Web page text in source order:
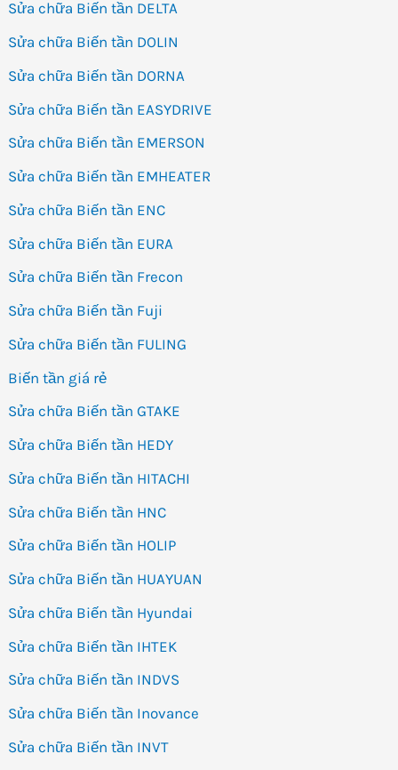
Sửa chữa Biến tần DELTA
Sửa chữa Biến tần DOLIN
Sửa chữa Biến tần DORNA
Sửa chữa Biến tần EASYDRIVE
Sửa chữa Biến tần EMERSON
Sửa chữa Biến tần EMHEATER
Sửa chữa Biến tần ENC
Sửa chữa Biến tần EURA
Sửa chữa Biến tần Frecon
Sửa chữa Biến tần Fuji
Sửa chữa Biến tần FULING
Biến tần giá rẻ
Sửa chữa Biến tần GTAKE
Sửa chữa Biến tần HEDY
Sửa chữa Biến tần HITACHI
Sửa chữa Biến tần HNC
Sửa chữa Biến tần HOLIP
Sửa chữa Biến tần HUAYUAN
Sửa chữa Biến tần Hyundai
Sửa chữa Biến tần IHTEK
Sửa chữa Biến tần INDVS
Sửa chữa Biến tần Inovance
Sửa chữa Biến tần INVT